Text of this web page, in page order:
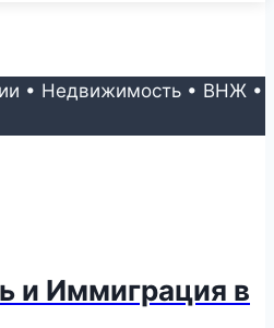
• Недвижимость • ВНЖ •
и Иммиграция в